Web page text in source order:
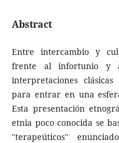
Abstract
Entre intercambio y
frente al infortunio y
interpretaciones
para entrar en una
Esta presentación
etnia poco conocida se
"terapeúticos"